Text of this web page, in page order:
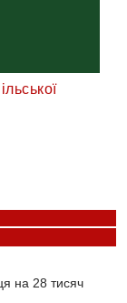
на 28 тисяч